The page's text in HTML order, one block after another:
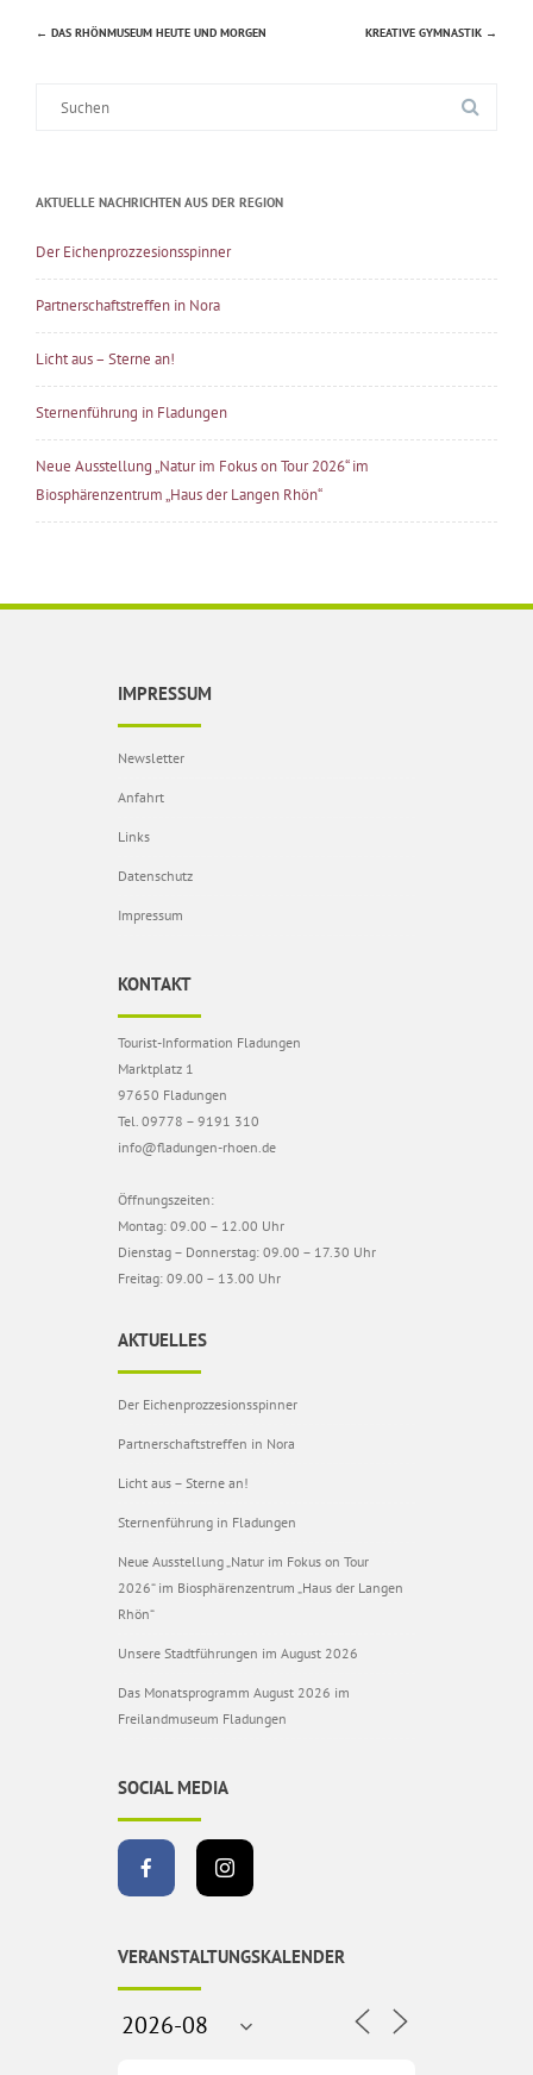
Beitragsnavigation
← DAS RHÖNMUSEUM HEUTE UND MORGEN KREATIVE GYMNASTIK →
AKTUELLE NACHRICHTEN AUS DER REGION
Der Eichenprozzesionsspinner
Partnerschaftstreffen in Nora
Licht aus – Sterne an!
Sternenführung in Fladungen
Neue Ausstellung „Natur im Fokus on Tour 2026“ im
Biosphärenzentrum „Haus der Langen Rhön“
IMPRESSUM
Newsletter
Anfahrt
Links
Datenschutz
Impressum
KONTAKT
Tourist-Information Fladungen
Marktplatz 1
97650 Fladungen
Tel. 09778 – 9191 310
info@fladungen-rhoen.de
Öffnungszeiten:
Montag: 09.00 – 12.00 Uhr
Dienstag – Donnerstag: 09.00 – 17.30 Uhr
Freitag: 09.00 – 13.00 Uhr
AKTUELLES
Der Eichenprozzesionsspinner
Partnerschaftstreffen in Nora
Licht aus – Sterne an!
Sternenführung in Fladungen
Neue Ausstellung „Natur im Fokus on Tour
2026“ im Biosphärenzentrum „Haus der Langen
Rhön“
Unsere Stadtführungen im August 2026
Das Monatsprogramm August 2026 im
Freilandmuseum Fladungen
SOCIAL MEDIA
VERANSTALTUNGSKALENDER